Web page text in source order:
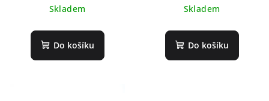
Skladem
Do košíku
Skladem
Do košíku